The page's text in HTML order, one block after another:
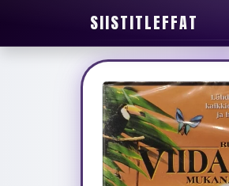
SIISTITLEFFAT